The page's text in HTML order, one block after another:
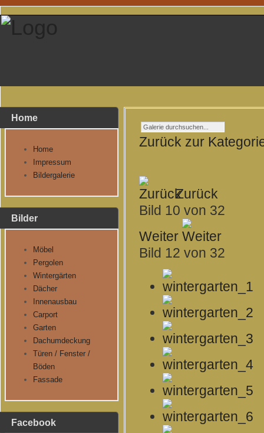
Home
Home
Impressum
Bildergalerie
Bilder
Möbel
Pergolen
Wintergärten
Dächer
Innenausbau
Carport
Garten
Dachumdeckung
Türen / Fenster /
Böden
Fassade
Facebook
Zurück zur
Zurück
Bild 10 von 32
Weiter
Bild 12 von 32